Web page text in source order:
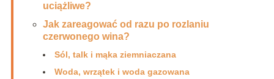
uciążliwe?
Jak zareagować od razu po rozlaniu
czerwonego wina?
Sól, talk i mąka ziemniaczana
Woda, wrzątek i woda gazowana